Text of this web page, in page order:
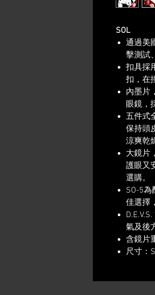
SOL
通過美
擊測試
扣具採
扣，在
內墨片
眼鏡，
五件式
保持頭
涼爽乾
大鏡片
護眼又
選購。
SO-5
佳選擇
氣及後
含鏡片
尺寸：